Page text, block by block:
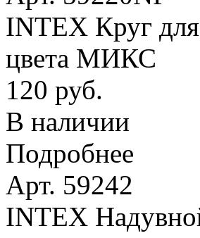
INTEX Круг
цвета МИКС
120 руб.
В наличии
Подробнее
Арт. 59242
INTEX